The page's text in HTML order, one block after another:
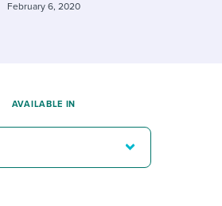
February 6, 2020
AVAILABLE IN